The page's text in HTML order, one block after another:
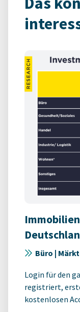
Büro |
Login für den
registriert,
kostenlosen